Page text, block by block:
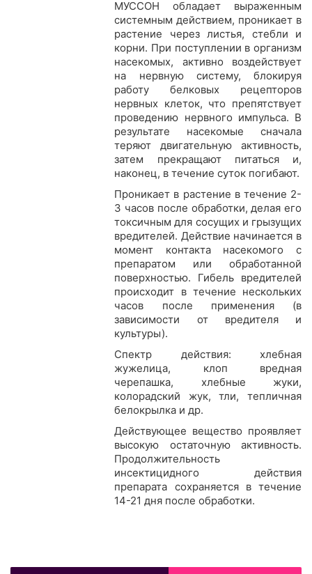
МУССОН обладает выраженным
системным действием, проникает в
растение через листья, стебли и
корни. При поступлении в организм
насекомых, активно воздействует
на нервную систему, блокируя
работу белковых рецепторов
нервных клеток, что препятствует
проведению нервного импульса. В
результате насекомые сначала
теряют двигательную активность,
затем прекращают питаться и,
наконец, в течение суток погибают.
Проникает в растение в течение 2-
3 часов после обработки, делая его
токсичным для сосущих и грызущих
вредителей. Действие начинается в
момент контакта насекомого с
препаратом или обработанной
поверхностью. Гибель вредителей
происходит в течение нескольких
часов после применения (в
зависимости от вредителя и
культуры).
Спектр действия: хлебная
жужелица, клоп вредная
черепашка, хлебные жуки,
колорадский жук, тли, тепличная
белокрылка и др.
Действующее вещество проявляет
высокую остаточную активность.
Продолжительность
инсектицидного действия
препарата сохраняется в течение
14-21 дня после обработки.